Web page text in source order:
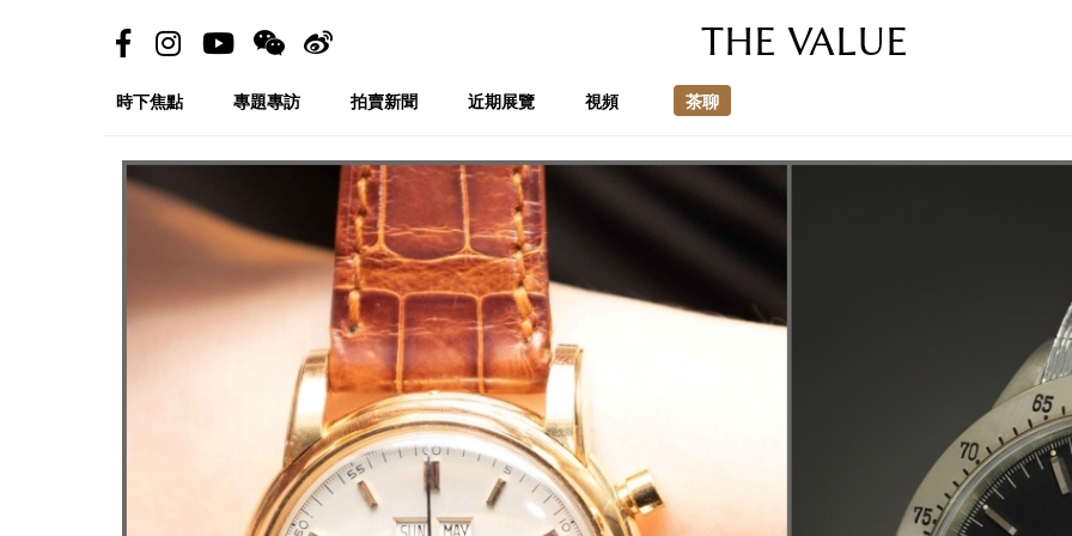
THE VALUE
時下焦點 專題專訪 拍賣新聞 近期展覽 視頻 茶聊